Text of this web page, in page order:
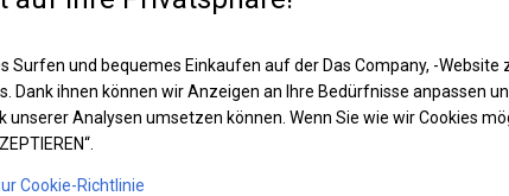
Surfen und bequemes Einkaufen auf der Das Company, -
Dank ihnen können wir Anzeigen an Ihre Bedürfnisse anpassen
unserer Analysen umsetzen können. Wenn Sie wie wir Cookies
Cookie-Richtlinie